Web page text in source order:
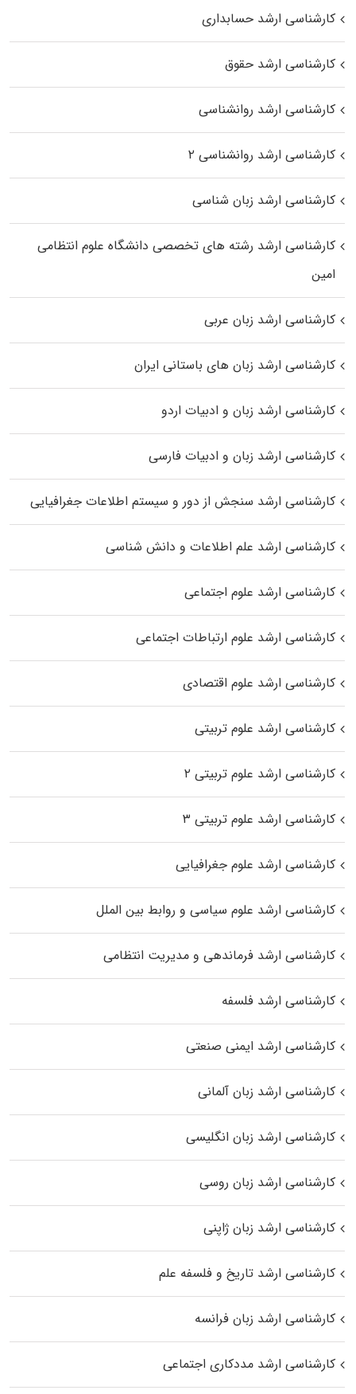
کارشناسی ارشد حسابداری
کارشناسی ارشد حقوق
کارشناسی ارشد روانشناسی
کارشناسی ارشد روانشناسی ۲
کارشناسی ارشد زبان شناسی
کارشناسی ارشد رﺷﺘﻪ ﻫﺎی تخصصی داﻧﺸﮕﺎه ﻋﻠﻮم انتظامی
اﻣﻴﻦ
کارشناسی ارشد زبان عربی
کارشناسی ارشد زبان‌ های باستانی ایران
کارشناسی ارشد زبان و ادبیات اردو
کارشناسی ارشد زبان و ادبیات فارسی
کارشناسی ارشد سنجش از دور و سیستم اطلاعات جغرافیایی
کارشناسی ارشد علم اطلاعات و دانش شناسی
کارشناسی ارشد علوم اجتماعی
کارشناسی ارشد علوم ارتباطات اجتماعی
کارشناسی ارشد علوم اقتصادی
کارشناسی ارشد علوم تربیتی
کارشناسی ارشد علوم تربیتی ۲
کارشناسی ارشد علوم تربیتی ۳
کارشناسی ارشد علوم جغرافیایی
کارشناسی ارشد علوم سیاسی و روابط بین الملل
کارشناسی ارشد فرماندهی و مدیریت انتظامی
کارشناسی ارشد فلسفه
کارشناسی ارشد ایمنی صنعتی
کارشناسی ارشد زبان آلمانی
کارشناسی ارشد زبان انگلیسی
کارشناسی ارشد زبان روسی
کارشناسی ارشد زبان ژاپنی
کارشناسی ارشد تاریخ و فلسفه علم
کارشناسی ارشد زبان فرانسه
کارشناسی ارشد مددکاری اجتماعی